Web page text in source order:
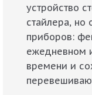
устройство
стайлера, но
приборов:
ежедневном
времени и